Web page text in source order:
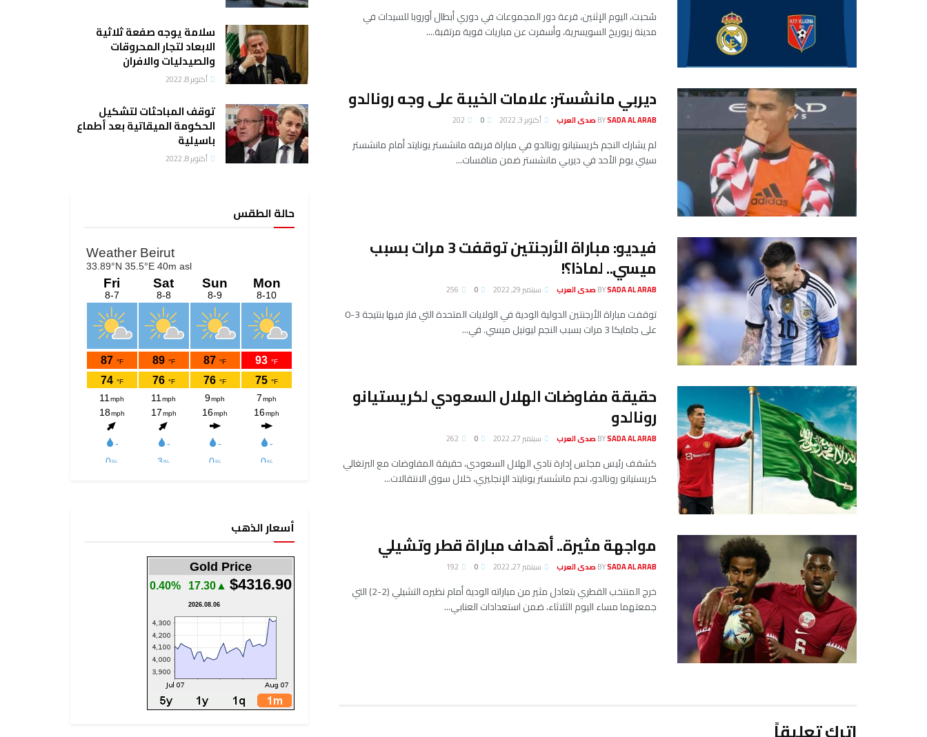
سُحبت، اليوم الإثنين، قرعة دور المجموعات في دوري أبطال أوروبا للسيدات في
مدينة زيوريخ السويسرية، وأسفرت عن مباريات قوية مرتقبة....
ديربي مانشستر: علامات الخيبة على وجه رونالدو
BYSADA AL ARAB صدى العرب أكتوبر 3, 2022
لم يشارك النجم ​كريستيانو رونالدو​ في مباراة فريقه ​مانشستر يونايتد​ أمام ​مانشستر
سيتي​ يوم الأحد في ديربي مانشستر ضمن منافسات...
فيديو: مباراة الأرجنتين توقفت 3 مرات بسبب
ميسي.. لماذا؟!
BYSADA AL ARAB صدى العرب سبتمبر 29, 2022
توقفت مباراة الأرجنتين الدولية الودية في الولايات المتحدة التي فاز فيها بنتيجة 3-0
على جامايكا 3 مرات بسبب النجم ليونيل ميسي. في...
حقيقة مفاوضات الهلال السعودي لكريستيانو
رونالدو
BYSADA AL ARAB صدى العرب سبتمبر 27, 2022
كشفف رئيس مجلس إدارة نادي الهلال السعودي، حقيقة المفاوضات مع البرتغالي
كريستيانو رونالدو، نجم مانشستر يونايتد الإنجليزي، خلال سوق الانتقالات...
مواجهة مثيرة.. أهداف مباراة قطر وتشيلي
BYSADA AL ARAB صدى العرب سبتمبر 27, 2022
خرج المنتخب القطري بتعادل مثير من مباراته الودية أمام نظيره التشيلي (2-2) التي
جمعتهما مساء اليوم الثلاثاء، ضمن استعدادات العنابي...
سلامة يوجه صفعة ثلاثية
الابعاد لتجار المحروقات
والصيدليات والافران
أكتوبر 8, 2022
توقف المباحثات لتشكيل
الحكومة الميقاتية بعد أطماع
باسيلية
أكتوبر 8, 2022
حالة الطقس
أسعار الذهب
Gold Price
$4316.90
▲17.30
0.40%
2026.08.06